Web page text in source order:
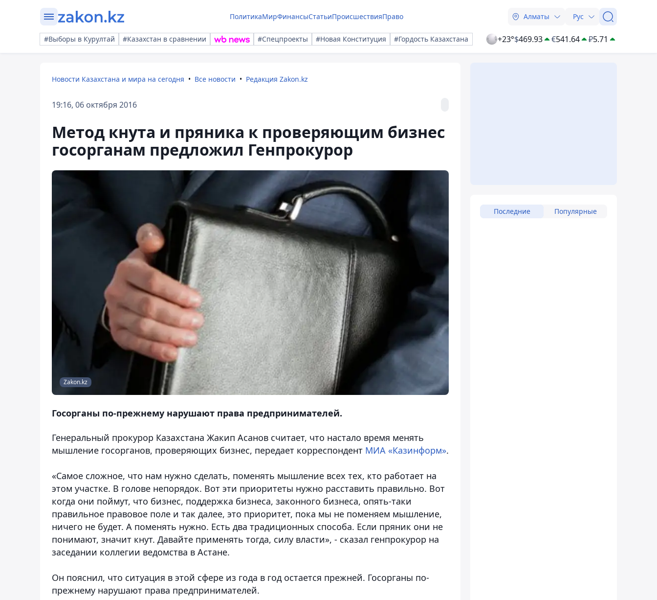
ПолитикаМирФинансыСтатьиПроисшествияПраво Алматы Рус
#Выборы в Курултай #Казахстан в сравнении #Спецпроекты #Новая Конституция #Гордость Казахстана +23°$469.93 €541.64 ₽5.71
Новости Казахстана и мира на сегодня Все новости Редакция Zakon.kz
19:16, 06 октября 2016
Метод кнута и пряника к проверяющим бизнес
госорганам предложил Генпрокурор
Zakon.kz
Госорганы по-прежнему нарушают права предпринимателей.
Генеральный прокурор Казахстана Жакип Асанов считает, что настало время менять
мышление госорганов, проверяющих бизнес, передает корреспондент МИА «Казинформ».
«Самое сложное, что нам нужно сделать, поменять мышление всех тех, кто работает на
этом участке. В голове непорядок. Вот эти приоритеты нужно расставить правильно. Вот
когда они поймут, что бизнес, поддержка бизнеса, законного бизнеса, опять-таки
правильное правовое поле и так далее, это приоритет, пока мы не поменяем мышление,
ничего не будет. А поменять нужно. Есть два традиционных способа. Если пряник они не
понимают, значит кнут. Давайте применять тогда, силу власти», - сказал генпрокурор на
заседании коллегии ведомства в Астане.
Он пояснил, что ситуация в этой сфере из года в год остается прежней. Госорганы по-
прежнему нарушают права предпринимателей.
Последние Популярные